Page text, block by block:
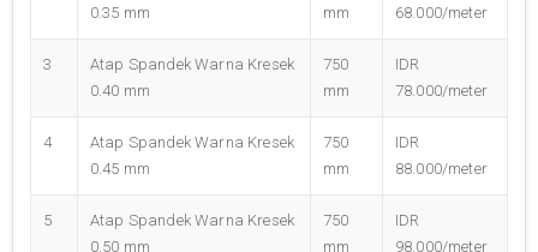
0.35 mm
mm
68.000/meter
3
Atap Spandek Warna Kresek
0.40 mm
750
mm
IDR
78.000/meter
4
Atap Spandek Warna Kresek
0.45 mm
750
mm
IDR
88.000/meter
5
Atap Spandek Warna Kresek
0.50 mm
750
mm
IDR
98.000/meter